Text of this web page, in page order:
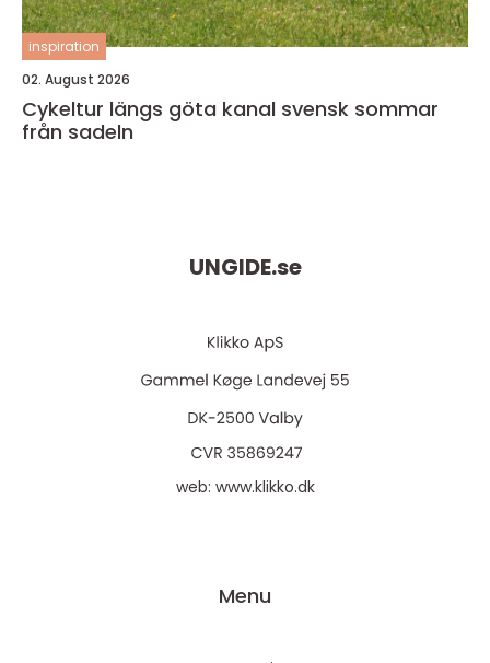
inspiration
02. August 2026
Cykeltur längs göta kanal svensk sommar
från sadeln
UNGIDE.se
web: www.klikko.dk
Menu